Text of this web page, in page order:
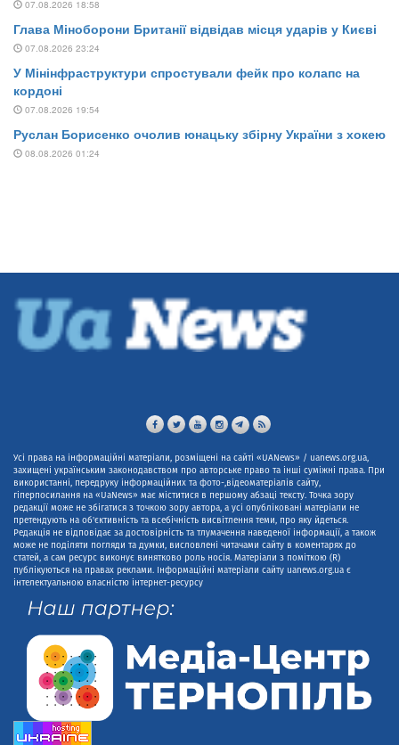
Усі права на інформаційні матеріали, розміщені на сайті «UANews» / uanews.org.ua,
захищені українським законодавством про авторське право та інші суміжні права. При
використанні, передруку інформаційних та фото-,відеоматеріалів сайту,
гіперпосилання на «UaNews» має міститися в першому абзаці тексту. Точка зору
редакції може не збігатися з точкою зору автора, а усі опубліковані матеріали не
претендують на об'єктивність та всебічність висвітлення теми, про яку йдеться.
Редакція не відповідає за достовірність та тлумачення наведеної інформації, а також
може не поділяти погляди та думки, висловлені читачами сайту в коментарях до
статей, а сам ресурс виконує винятково роль носія. Матеріали з поміткою (R)
публікуються на правах реклами. Інформаційні матеріали сайту uanews.org.ua є
інтелектуальною власністю інтернет-ресурсу